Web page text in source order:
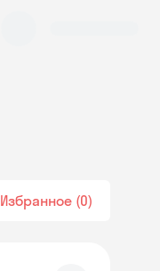
Избранное 0